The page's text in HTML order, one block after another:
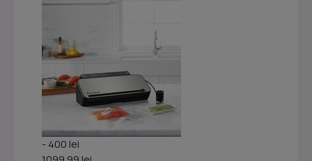
- 400 lei